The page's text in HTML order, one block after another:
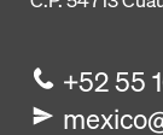
+52 55